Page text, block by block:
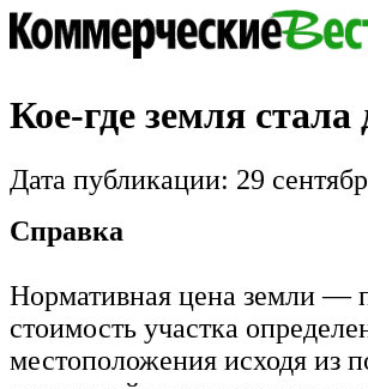
Кое-где земля стала
Дата публикации: 29
Справка
Нормативная цена земли —
стоимость участка
местоположения исходя из